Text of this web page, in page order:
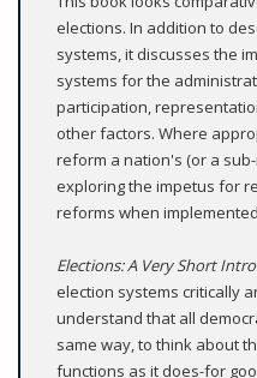
elections. In addition to
systems, it discusses the
systems for the
participation,
other factors. Where
reform a nation's (or a
exploring the impetus for
reforms when
Elections: A Very Short
election systems critically
understand that all
same way, to think about
functions as it does-for